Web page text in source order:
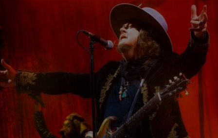
Paldiski mnt 104b, Tallinn
+372 5345 7373
Varaa nyt